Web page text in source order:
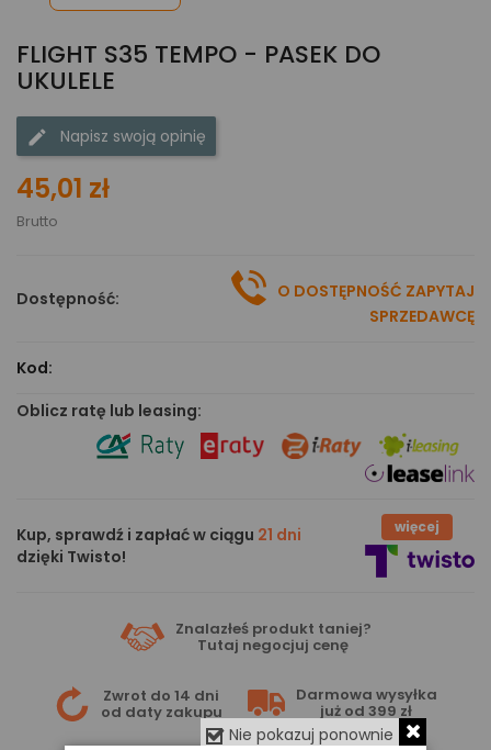
FLIGHT S35 TEMPO - PASEK DO
UKULELE
Napisz swoją opinię
45,01 zł
Brutto
Dostępność:
O DOSTĘPNOŚĆ ZAPYTAJ
SPRZEDAWCĘ
Kod:
Oblicz ratę lub leasing:
Kup, sprawdź i zapłać w ciągu 21 dni
dzięki Twisto!
więcej
Znalazłeś produkt taniej?
Tutaj negocjuj cenę
Zwrot do 14 dni
od daty zakupu
Darmowa wysyłka
już od 399 zł
Nie pokazuj ponownie